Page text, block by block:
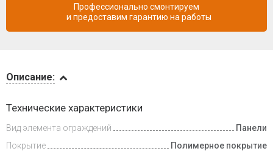
и оплата
Описание:
Технические характеристики
Вид элемента ограждений
Панели
Покрытие
Полимерное покрытие
Профессионально смонтируем
и предоставим гарантию на работы